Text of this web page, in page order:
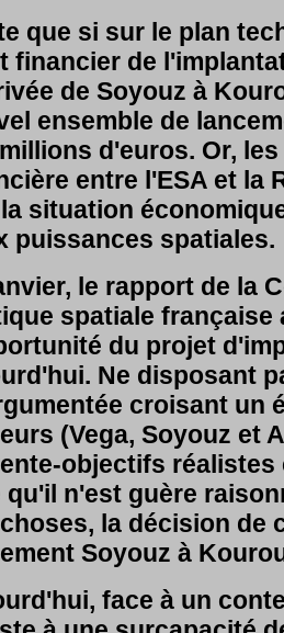
que si sur le plan
financier de
de Soyouz à
ensemble de
d'euros. Or,
entre l'ESA et la
situation
puissances spatiales.
le rapport de la
spatiale
du projet
Ne disposant
croisant un
(Vega, Soyouz et
objectifs
qu'il n'est guère
la décision de
Soyouz à
face à un